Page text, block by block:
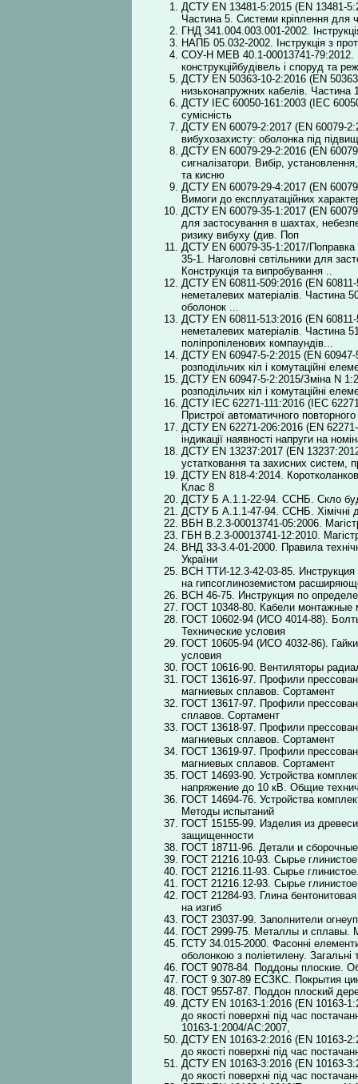
ДСТУ EN 13481-5:2015 (EN 13481-
Частина 5. Системи кріплення для
ГНД 341.004.003.001-2002.
НАПБ 05.032-2002. Інструкція з
СОУ-Н МЕВ 40.1-00013741-79:2012.
конструкційбудівель і споруд та
ДСТУ EN 50363-10-2:2016 (EN 50363-
низьконапружних кабелів.
ДСТУ IEC 60050-161:2003 (ІEC
сумісність
ДСТУ EN 60079-2:2017 (EN 60079-
вибухозахисту: оболонка під
ДСТУ EN 60079-29-2:2016 (EN
сигналізатори. Вибір,
та кисню
ДСТУ EN 60079-29-4:2017 (EN
Вимоги до експлуатаційних
ДСТУ EN 60079-35-1:2017 (EN
для застосування в шахтах,
ризику вибуху (див. Поп
ДСТУ EN 60079-35-1:2017/
35-1. Наголовні свтільники для
Конструкція та випробування ..
ДСТУ EN 60811-509:2016 (EN 60811-
неметалевих матеріалів. Частина
оболонок ...
ДСТУ EN 60811-513:2016 (EN 60811-
неметалевих матеріалів. Частина
поліпропіленових компаундів...
ДСТУ EN 60947-5-2:2015 (EN 60947-
розподільчих кіл і комутаційні
ДСТУ EN 60947-5-2:2015/Зміна N
розподільчих кіл і комутаційні
ДСТУ IEC 62271-111:2016 (IEC
Пристрої автоматичного
ДСТУ EN 62271-206:2016 (EN 62271-
індикації наявності напруги на
ДСТУ EN 13237:2017 (EN
устатковання та захисних систем,
ДСТУ EN 818-4:2014.
Клас 8
ДСТУ Б А.1.1-22-94. ССНБ. Скло
ДСТУ Б А.1.1-47-94. ССНБ. Хімічні
ВБН В.2.3-00013741-05:2006.
ГБН В.2.3-00013741-12:2010.
ВНД 33-3.4-01-2000. Правила
України
ВСН ТТИ-12.3-42-03-85.
на гипсоглиноземистом
ВСН 46-75. Инструкция по
ГОСТ 10348-80. Кабели монтажные
ГОСТ 10602-94 (ИСО 4014-88).
Технические условия
ГОСТ 10605-94 (ИСО 4032-86).
условия
ГОСТ 10616-90. Вентиляторы
ГОСТ 13616-97. Профили
магниевых сплавов. Сортамент
ГОСТ 13617-97. Профили
сплавов. Сортамент
ГОСТ 13618-97. Профили
магниевых сплавов. Сортамент
ГОСТ 13619-97. Профили
магниевых сплавов. Сортамент
ГОСТ 14693-90. Устройства
напряжение до 10 кВ. Общие
ГОСТ 14694-76. Устройства
Методы испытаний
ГОСТ 15155-99. Изделия из
защищенности
ГОСТ 18711-96. Детали и
ГОСТ 21216.10-93. Сырье
ГОСТ 21216.11-93. Сырье
ГОСТ 21216.12-93. Сырье
ГОСТ 21284-93. Глина
на изгиб
ГОСТ 23037-99. Заполнители
ГОСТ 2999-75. Металлы и сплавы.
ГСТУ 34.015-2000. Фасонні
оболонкою з поліетилену. Загальні
ГОСТ 9078-84. Поддоны плоские.
ГОСТ 9.307-89 ЕСЗКС. Покрытия
ГОСТ 9557-87. Поддон плоский
ДСТУ EN 10163-1:2016 (EN 10163-
до якості поверхні під час
10163-1:2004/АС:2007,
ДСТУ EN 10163-2:2016 (EN 10163-
до якості поверхні під час
ДСТУ EN 10163-3:2016 (EN 10163-
до якості поверхні під час